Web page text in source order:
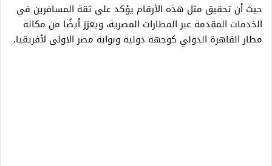
حيث أن تحقيق مثل هذه الأرقام يؤكد على ثقة المسافرين في
الخدمات المقدمة عبر المطارات المصرية، ويعزز أيضًا من مكانة
مطار القاهرة الدولي كوجهة دولية وبوابة مصر الاولى لأفريقيا.